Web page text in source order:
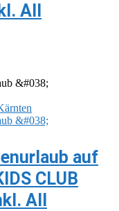
All
auf
CLUB
All